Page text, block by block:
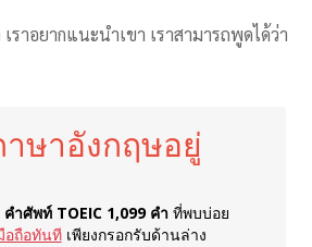
ราอยากแนะนำเขา เราสามารถพูดได้ว่า
ษาอังกฤษอยู่
ำศัพท์ TOEIC 1,099 คำ ที่พบบ่อย
อถือทันที เพียงกรอกรับด้านล่าง